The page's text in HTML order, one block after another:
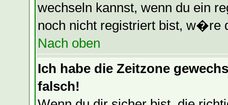
wechseln kannst, wenn du ein
noch nicht registriert bist, w�re
Nach oben
Ich habe die Zeitzone
falsch!